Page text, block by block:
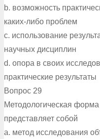
b. возможность
каких-либо проблем
c. использование
научных дисциплин
d. опора в своих
практические результаты
Вопрос 29
Методологическая
представляет собой
a. метод исследования